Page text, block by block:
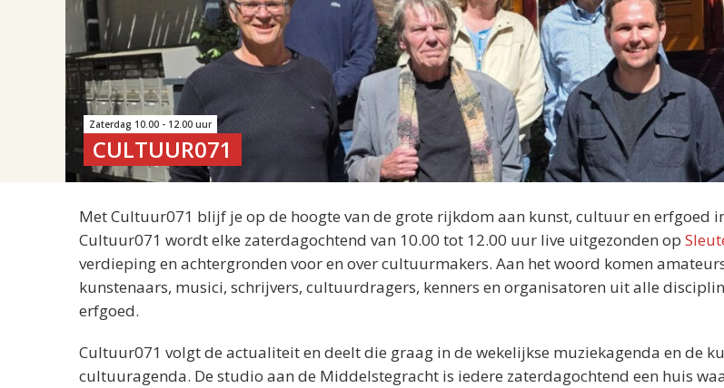
Zaterdag 10.00 - 12.00 uur
CULTUUR071
Met Cultuur071 blijf je op de hoogte van de grote rijkdom aan kunst, cultuur en erfgoed
Cultuur071 wordt elke zaterdagochtend van 10.00 tot 12.00 uur live uitgezonden op
verdieping en achtergronden voor en over cultuurmakers. Aan het woord komen
kunstenaars, musici, schrijvers, cultuurdragers, kenners en organisatoren uit alle
erfgoed.
Cultuur071 volgt de actualiteit en deelt die graag in de wekelijkse muziekagenda en de
cultuuragenda. De studio aan de Middelstegracht is iedere zaterdagochtend een huis